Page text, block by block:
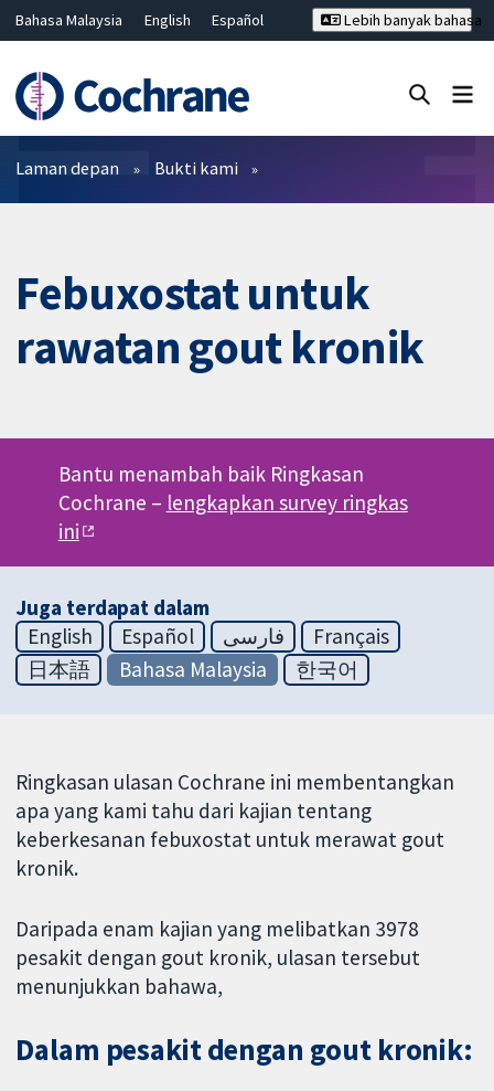
Bahasa Malaysia English
Español
Hrvatski
Deutsch ไทย
繁體中文
简体中文
Lebih banyak bahasa
Penapis
Laman depan Bukti kami
Febuxostat untuk
rawatan gout kronik
Bantu menambah baik Ringkasan
Cochrane – lengkapkan survey ringkas
ini
Juga terdapat dalam
English
Español فارسی
Français
日本語
Bahasa Malaysia 한국어
Ringkasan ulasan Cochrane ini membentangkan
apa yang kami tahu dari kajian tentang
keberkesanan febuxostat untuk merawat gout
kronik.
Daripada enam kajian yang melibatkan 3978
pesakit dengan gout kronik, ulasan tersebut
menunjukkan bahawa,
Dalam pesakit dengan gout kronik: